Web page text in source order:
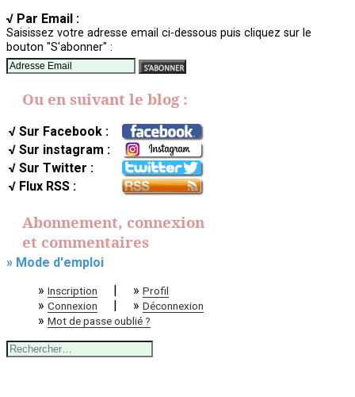
√ Par Email :
Saisissez votre adresse email ci-dessous puis cliquez sur le
bouton "S'abonner" :
Ou en suivant le blog :
√ Sur Facebook :
√ Sur instagram :
√ Sur Twitter :
√ Flux RSS :
Abonnement, connexion
et commentaires
» Mode d'emploi
» Inscription | » Profil
» Connexion | » Déconnexion
» Mot de passe oublié ?
Rechercher :